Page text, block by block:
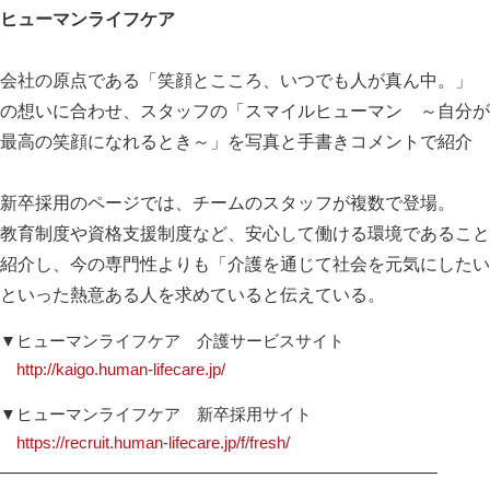
ヒューマンライフケア
会社の原点である「笑顔とこころ、いつでも人が真ん中。」
の想いに合わせ、スタッフの「スマイルヒューマン ～自分が
最高の笑顔になれるとき～」を写真と手書きコメントで紹介
新卒採用のページでは、チームのスタッフが複数で登場。
教育制度や資格支援制度など、安心して働ける環境であるこ
紹介し、今の専門性よりも「介護を通じて社会を元気にした
といった熱意ある人を求めていると伝えている。
▼ヒューマンライフケア 介護サービスサイト
http://kaigo.human-lifecare.jp/
▼ヒューマンライフケア 新卒採用サイト
https://recruit.human-lifecare.jp/f/fresh/
—————————————————————————